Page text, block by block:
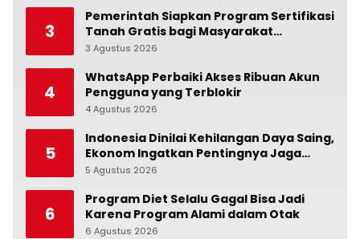
3
Pemerintah Siapkan Program Sertifikasi
Tanah Gratis bagi Masyarakat
Berpenghasilan Rendah
3 Agustus 2026
4
WhatsApp Perbaiki Akses Ribuan Akun
Pengguna yang Terblokir
4 Agustus 2026
5
Indonesia Dinilai Kehilangan Daya Saing,
Ekonom Ingatkan Pentingnya Jaga
Independensi Bank Indonesia
5 Agustus 2026
6
Program Diet Selalu Gagal Bisa Jadi
Karena Program Alami dalam Otak
6 Agustus 2026